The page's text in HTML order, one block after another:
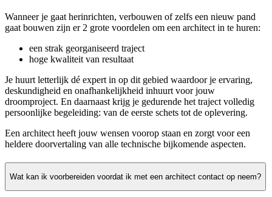
Wanneer je gaat herinrichten, verbouwen of zelfs een nieuw pand
gaat bouwen zijn er 2 grote voordelen om een architect in te huren:
een strak georganiseerd traject
hoge kwaliteit van resultaat
Je huurt letterlijk dé expert in op dit gebied waardoor je ervaring,
deskundigheid en onafhankelijkheid inhuurt voor jouw
droomproject. En daarnaast krijg je gedurende het traject volledig
persoonlijke begeleiding: van de eerste schets tot de oplevering.
Een architect heeft jouw wensen voorop staan en zorgt voor een
heldere doorvertaling van alle technische bijkomende aspecten.
Wat kan ik voorbereiden voordat ik met een architect contact op neem?